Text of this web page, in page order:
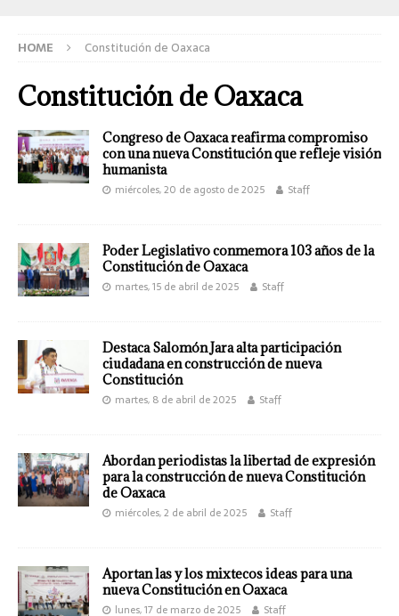
HOME Constitución de Oaxaca
Constitución de Oaxaca
Congreso de Oaxaca reafirma compromiso
con una nueva Constitución que refleje visión
humanista
miércoles, 20 de agosto de 2025 Staff
Poder Legislativo conmemora 103 años de la
Constitución de Oaxaca
martes, 15 de abril de 2025 Staff
Destaca Salomón Jara alta participación
ciudadana en construcción de nueva
Constitución
martes, 8 de abril de 2025 Staff
Abordan periodistas la libertad de expresión
para la construcción de nueva Constitución
de Oaxaca
miércoles, 2 de abril de 2025 Staff
Aportan las y los mixtecos ideas para una
nueva Constitución en Oaxaca
lunes, 17 de marzo de 2025 Staff